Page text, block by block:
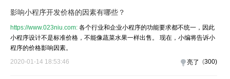
影响小程序开发价格的因素有哪些？
https://www.023niu.com: 各个行业和企业小程序的功能要求都不统一，因此
小程序设计不是标准价格，不能像蔬菜水果一样出售。 现在，小编将告诉小
程序的价格影响因素。
2020-01-14 18:53:46
)
300
(
亮了